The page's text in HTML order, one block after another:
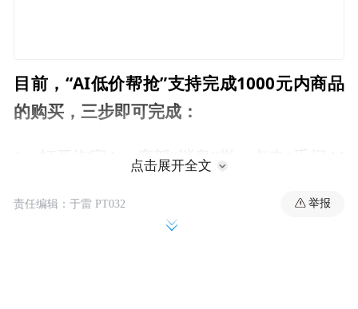
目前，“AI低价帮抢”支持完成1000元内商品
的购买，三步即可完成：
1、打开淘宝App底部“消息”栏，点击“千问AI
衣服”；
点击展开全文
责任编辑：于雷 PT032 举报